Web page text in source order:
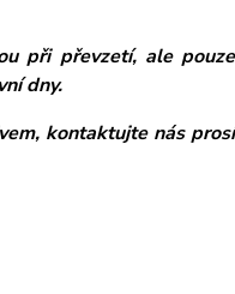
při převzetí, ale
dny.
kontaktujte nás